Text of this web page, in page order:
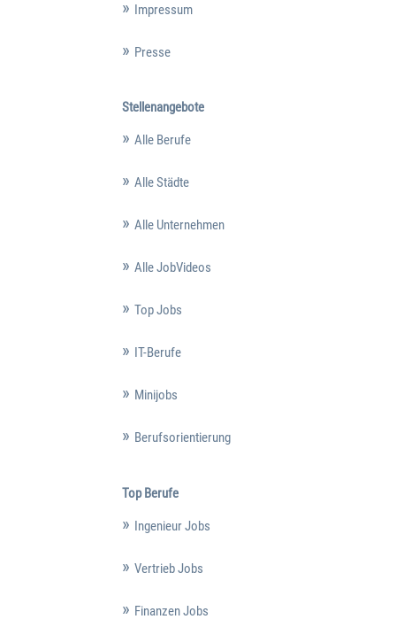
Impressum
Presse
Stellenangebote
Alle Berufe
Alle Städte
Alle Unternehmen
Alle JobVideos
Top Jobs
IT-Berufe
Minijobs
Berufsorientierung
Top Berufe
Ingenieur Jobs
Vertrieb Jobs
Finanzen Jobs